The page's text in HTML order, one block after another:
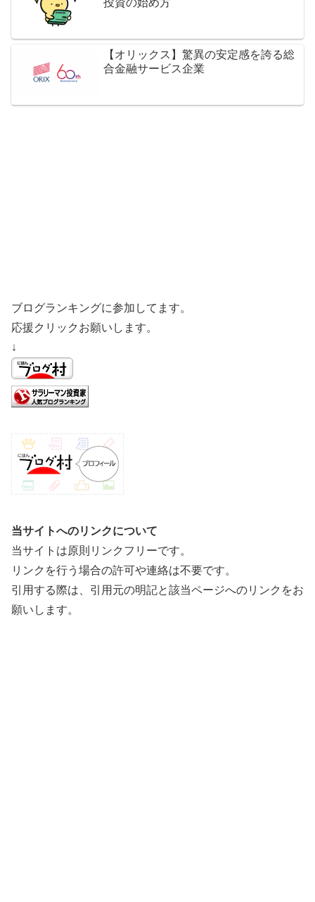
投資の始め方
【オリックス】驚異の安定感を誇る総
合金融サービス企業
ブログランキングに参加してます。
応援クリックお願いします。
↓
当サイトへのリンクについて
当サイトは原則リンクフリーです。
リンクを行う場合の許可や連絡は不要です。
引用する際は、引用元の明記と該当ページへのリンクをお
願いします。